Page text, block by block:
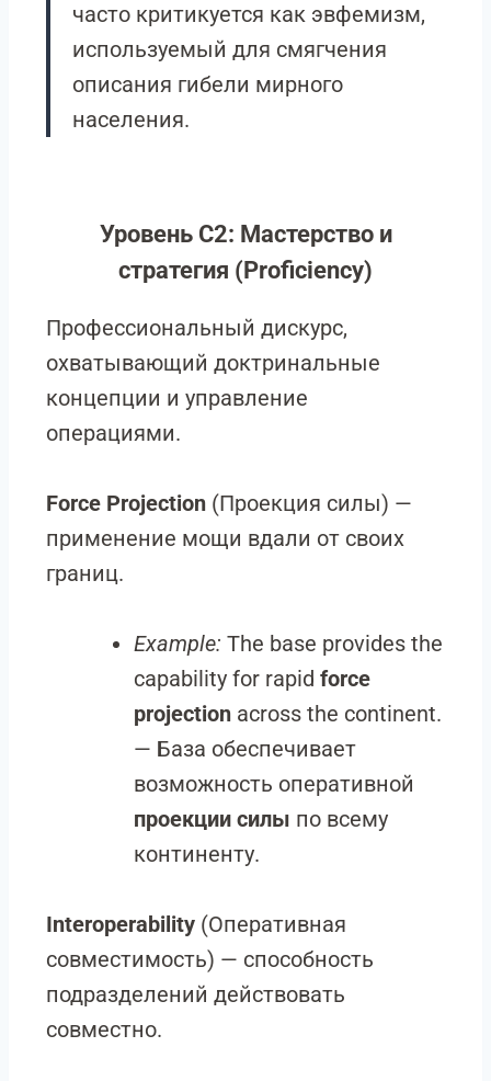
часто критикуется как эвфемизм,
используемый для смягчения
описания гибели мирного
населения.
Уровень C2: Мастерство и
стратегия (Proficiency)
Профессиональный дискурс,
охватывающий доктринальные
концепции и управление
операциями.
Force Projection (Проекция силы) —
применение мощи вдали от своих
границ.
Example: The base provides the
capability for rapid force
projection across the continent.
— База обеспечивает
возможность оперативной
проекции силы по всему
континенту.
Interoperability (Оперативная
совместимость) — способность
подразделений действовать
совместно.